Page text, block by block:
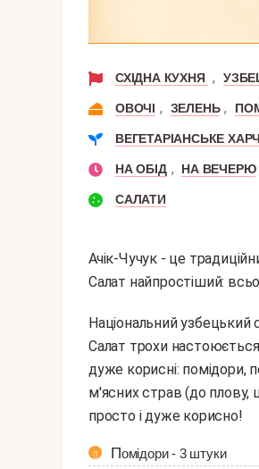
СХІДНА КУХНЯ ,
ОВОЧІ , ЗЕЛЕНЬ ,
ВЕГЕТАРІАНСЬКЕ
НА ОБІД , НА ВЕЧЕРЮ
САЛАТИ
Ачік-Чучук - це
Салат найпростіший:
Національний узбецький салат цікавий тим, що нічим не заправляється. Просто додається сіль.
Салат трохи
дуже корисні: помідори,
м'ясних страв (до
просто і дуже корисно!
Помідори - 3 штуки